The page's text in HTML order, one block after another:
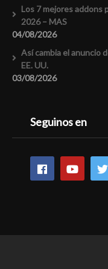
Los 7 mejores addons
2026 – MAS
04/08/2026
Así cambia el anuncio
EE. UU.
03/08/2026
Seguinos en